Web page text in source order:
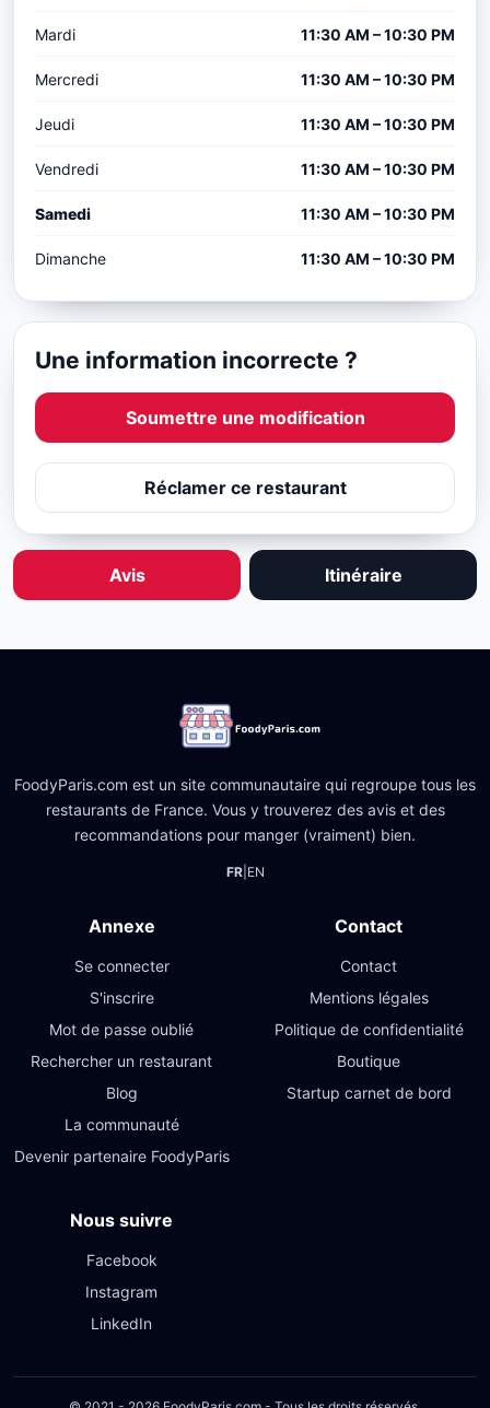
Mardi 11:30 AM – 10:30 PM
Mercredi 11:30 AM – 10:30 PM
Jeudi 11:30 AM – 10:30 PM
Vendredi 11:30 AM – 10:30 PM
Samedi 11:30 AM – 10:30 PM
Dimanche 11:30 AM – 10:30 PM
Une information incorrecte ?
Soumettre une modification
Réclamer ce restaurant
Avis Itinéraire
FoodyParis.com est un site communautaire qui regroupe tous les
restaurants de France. Vous y trouverez des avis et des
recommandations pour manger (vraiment) bien.
FR| EN
Annexe
Se connecter
S'inscrire
Mot de passe oublié
Rechercher un restaurant
Blog
La communauté
Devenir partenaire FoodyParis
Contact
Contact
Mentions légales
Politique de confidentialité
Boutique
Startup carnet de bord
Nous suivre
Facebook
Instagram
LinkedIn